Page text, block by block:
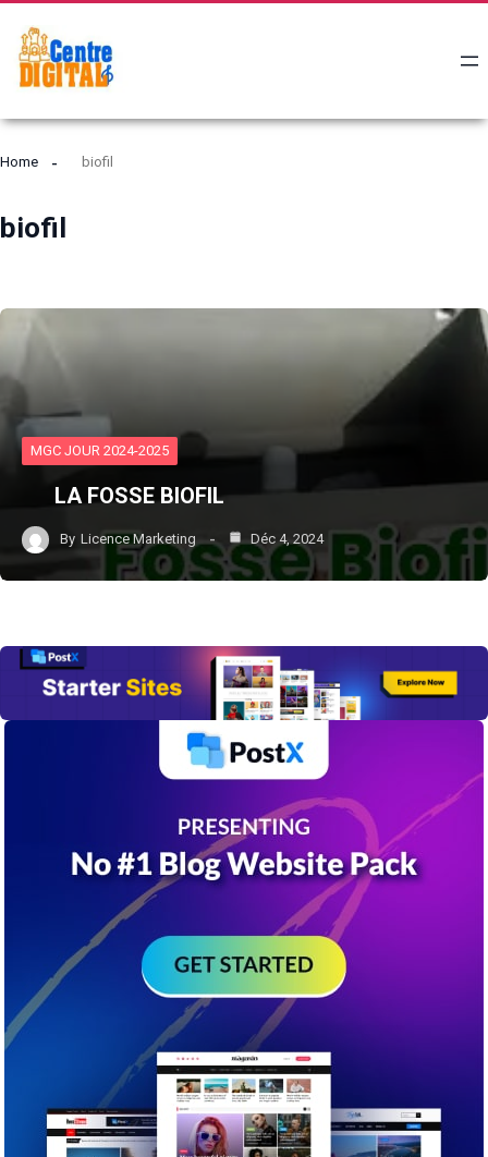
Home biofil
biofil
MGC JOUR 2024-2025
LA FOSSE BIOFIL
By Licence Marketing Déc 4, 2024